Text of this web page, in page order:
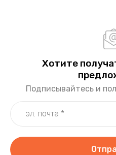
Хотите
Подписывайтесь и